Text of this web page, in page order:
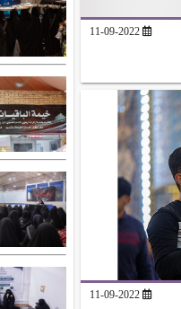
11-09-2022
11-09-2022